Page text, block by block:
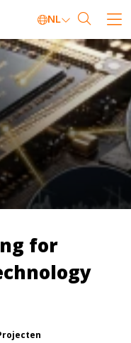
NL
for